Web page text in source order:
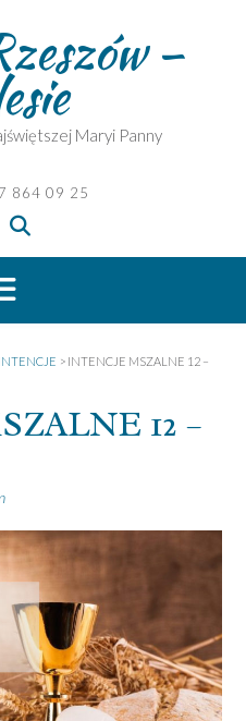
–
Maryi Panny
864 09 25
INTENCJE > INTENCJE MSZALNE 12 –
12 –